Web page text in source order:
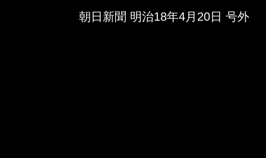
朝日新聞 明治18年4月20日 号外